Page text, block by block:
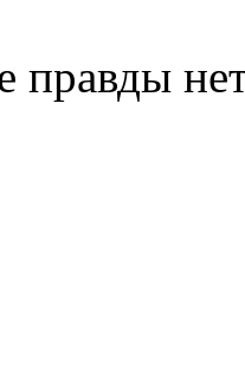
правды